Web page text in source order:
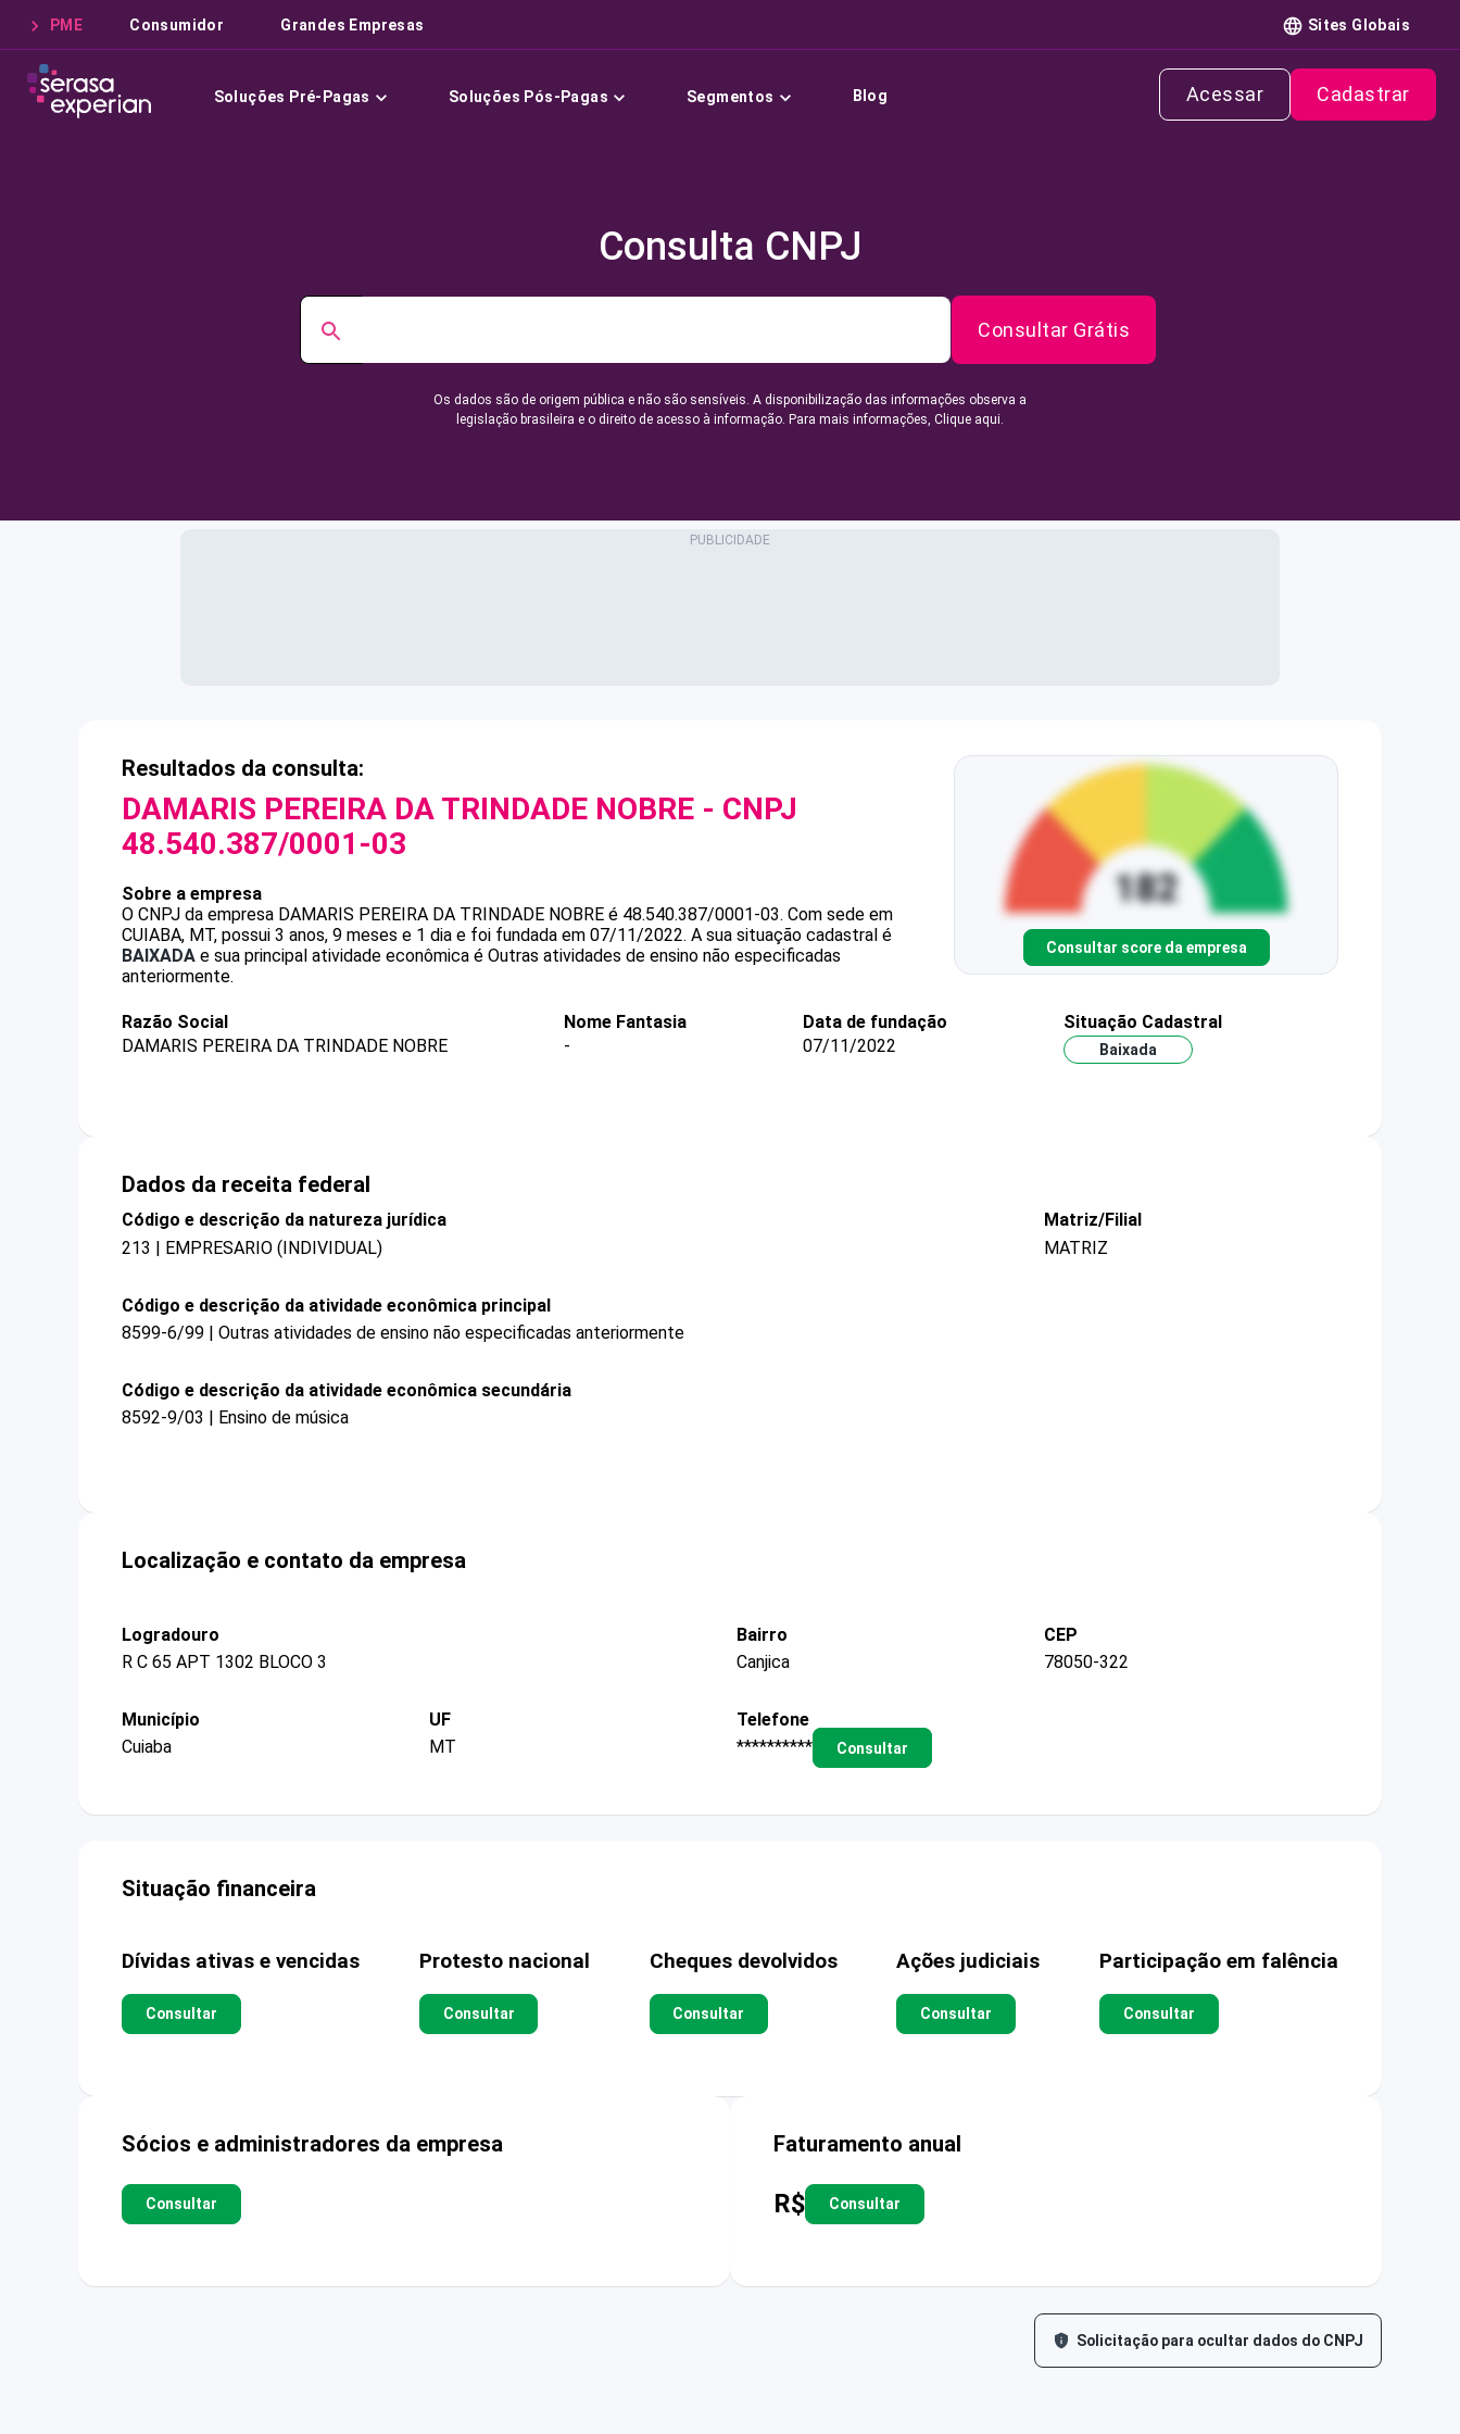
PME Consumidor Grandes Empresas Sites Globais
Soluções Pré-Pagas Soluções Pós-Pagas Segmentos Blog Acessar Cadastrar
Consulta CNPJ
Consultar Grátis
Os dados são de origem pública e não são sensíveis. A disponibilização das informações observa a
legislação brasileira e o direito de acesso à informação. Para mais informações, Clique aqui.
Resultados da consulta:
DAMARIS PEREIRA DA TRINDADE NOBRE - CNPJ
48.540.387/0001-03
Sobre a empresa
O CNPJ da empresa DAMARIS PEREIRA DA TRINDADE NOBRE é 48.540.387/0001-03. Com sede em
CUIABA, MT, possui 3 anos, 9 meses e 1 dia e foi fundada em 07/11/2022. A sua situação cadastral é
BAIXADA e sua principal atividade econômica é Outras atividades de ensino não especificadas
anteriormente.
Consultar score da empresa
Razão Social
DAMARIS PEREIRA DA TRINDADE NOBRE
Nome Fantasia
-
Data de fundação
07/11/2022
Situação Cadastral
Baixada
Dados da receita federal
Código e descrição da natureza jurídica
213 | EMPRESARIO (INDIVIDUAL)
Matriz/Filial
MATRIZ
Código e descrição da atividade econômica principal
8599-6/99 | Outras atividades de ensino não especificadas anteriormente
Código e descrição da atividade econômica secundária
8592-9/03 | Ensino de música
Localização e contato da empresa
Logradouro
R C 65 APT 1302 BLOCO 3
Bairro
Canjica
CEP
78050-322
Município
Cuiaba
UF
MT
Telefone
**********
Consultar
Situação financeira
Dívidas ativas e vencidas
Consultar
Protesto nacional
Consultar
Cheques devolvidos
Consultar
Ações judiciais
Consultar
Participação em falência
Consultar
Sócios e administradores da empresa
Consultar
Faturamento anual
R$ Consultar
Solicitação para ocultar dados do CNPJ